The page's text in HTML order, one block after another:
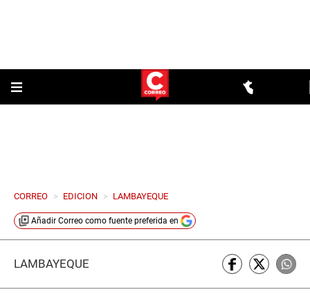
CORREO > EDICION > LAMBAYEQUE
Añadir Correo como fuente preferida en
LAMBAYEQUE